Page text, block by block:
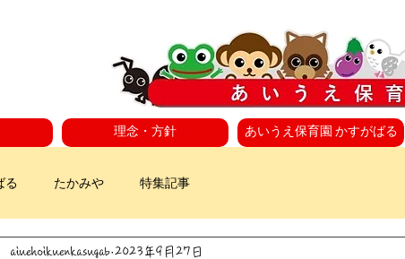
理念・方針 あいうえ保育園 かすがばる
る たかみや 特集記事
aiuehoikuenkasugab 2023年9月27日